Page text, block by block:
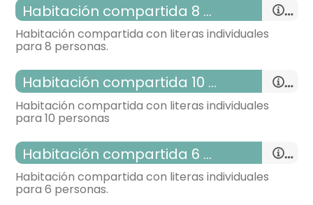
Calefacción,
-
toallas,
habitación de matrimonio
- cama de matrimonio (1.35x1.90 cm.)
TV,
Calefacción,
Habitación compartida 8 plazas
Habitación compartida con literas individuales
para 8 personas.
habitación con varias camas
- cama litera para 2 personas = 4
Calefacción,
Habitación compartida 10 plazas
Habitación compartida con literas individuales
para 10 personas
Habitación compartida 6 plazas
Habitación compartida con literas individuales
para 6 personas.